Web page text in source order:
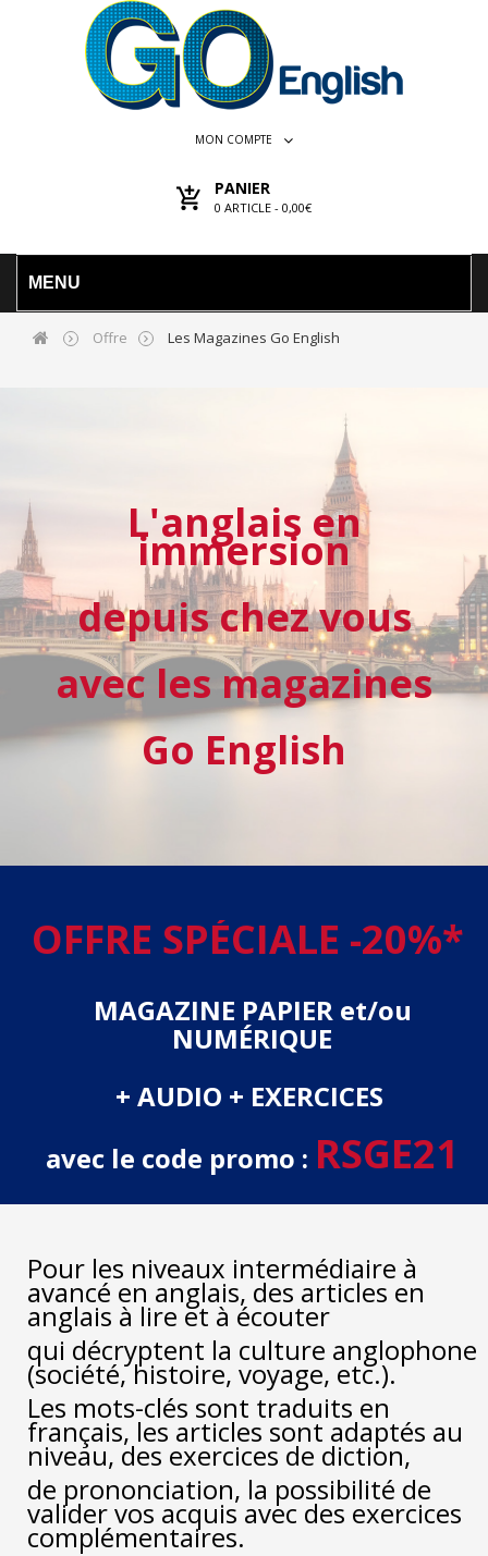
MON COMPTE
PANIER
0 ARTICLE - 0,00€
MENU
Offre Les Magazines Go English
L'anglais en
immersion
depuis chez vous
avec les magazines
Go English
OFFRE SPÉCIALE -20%*
MAGAZINE PAPIER et/ou
NUMÉRIQUE
+ AUDIO + EXERCICES
avec le code promo : RSGE21
Pour les niveaux intermédiaire à
avancé en anglais, des articles en
anglais à lire et à écouter
qui décryptent la culture anglophone
(société, histoire, voyage, etc.).
Les mots-clés sont traduits en
français, les articles sont adaptés au
niveau, des exercices de diction,
de prononciation, la possibilité de
valider vos acquis avec des exercices
complémentaires.